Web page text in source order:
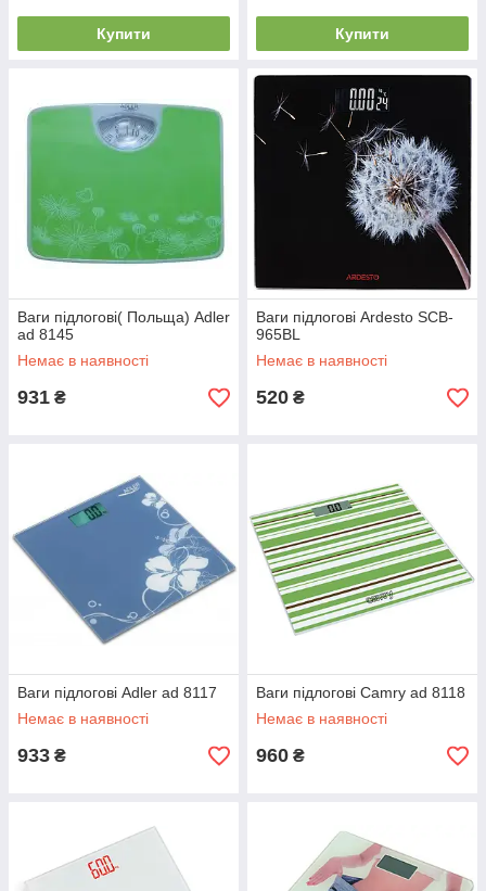
Купити Купити
Ваги підлогові( Польща) Adler
ad 8145
Немає в наявності
931 ₴
Ваги підлогові Ardesto SCB-
965BL
Немає в наявності
520 ₴
Ваги підлогові Adler ad 8117
Немає в наявності
933 ₴
Ваги підлогові Camry ad 8118
Немає в наявності
960 ₴